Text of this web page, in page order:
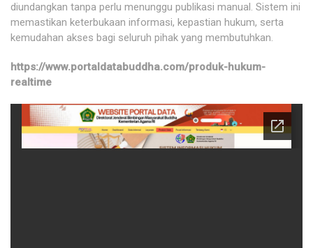
diundangkan tanpa perlu menunggu publikasi manual. Sistem ini
memastikan keterbukaan informasi, kepastian hukum, serta
kemudahan akses bagi seluruh pihak yang membutuhkan.
https://www.portaldatabuddha.com/produk-hukum-
realtime